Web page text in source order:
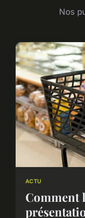
Nos
ACTU
Comment